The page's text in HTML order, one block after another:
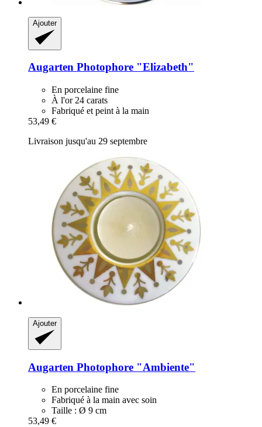
Ajouter
Augarten Photophore "Elizabeth"
En porcelaine fine
À l'or 24 carats
Fabriqué et peint à la main
53,49 €
Livraison jusqu'au 29 septembre
Ajouter
Augarten Photophore "Ambiente"
En porcelaine fine
Fabriqué à la main avec soin
Taille : Ø 9 cm
53,49 €